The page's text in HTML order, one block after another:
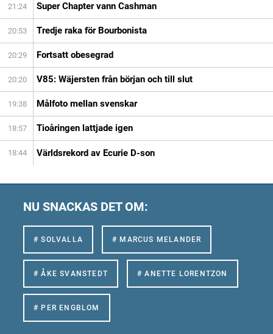
21:24 Super Chapter vann Cashman
20:53 Tredje raka för Bourbonista
20:29 Fortsatt obesegrad
20:20 V85: Wäjersten från början och till slut
19:38 Målfoto mellan svenskar
18:57 Tioåringen lattjade igen
18:44 Världsrekord av Ecurie D-son
NU SNACKAS DET OM:
# SOLVALLA # MARCUS MELANDER
# ÅKE SVANSTEDT # ANETTE LORENTZON
# PER ENGBLOM